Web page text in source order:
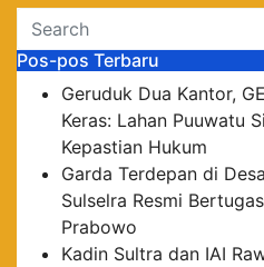
Pos-pos Terbaru
Geruduk Dua Kantor,
Keras: Lahan Puuwatu
Kepastian Hukum
Garda Terdepan di
Sulselra Resmi
Prabowo
Kadin Sultra dan IAI